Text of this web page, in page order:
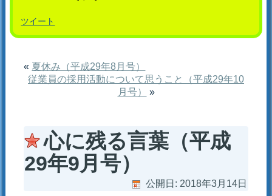
ツイート
« 夏休み（平成29年8月号）
従業員の採用活動について思うこと（平成29年10
月号）
»
心に残る言葉（平成
29年9月号）
公開日: 2018年3月14日